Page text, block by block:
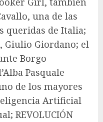
una de las
queridas de Italia;
Giulio Giordano; el
Borgo
Pasquale
de los mayores
Artificial
REVOLUCIÓN